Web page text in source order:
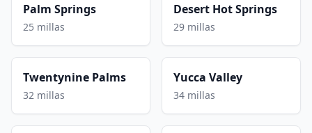
Palm Springs
25 millas
Desert Hot Springs
29 millas
Twentynine Palms
32 millas
Yucca Valley
34 millas